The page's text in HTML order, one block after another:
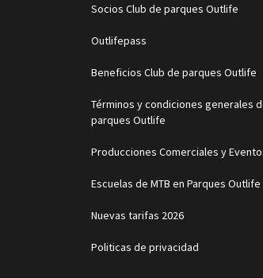
Socios Club de parques Outlife
Outlifepass
Beneficios Club de parques Outlife
Términos y condiciones generales
parques Outlife
Producciones Comerciales y
Escuelas de MTB en Parques Outlife
Nuevas tarifas 2026
Politicas de privacidad